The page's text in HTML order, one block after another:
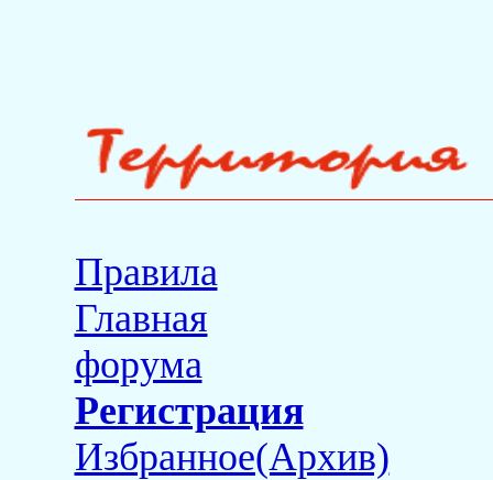
Правила
Главная
форума
Регистрация
Избранное(Архив)